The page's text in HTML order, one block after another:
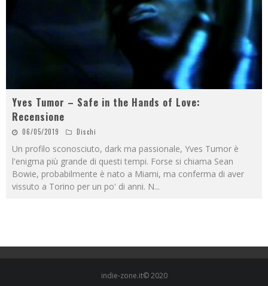
Yves Tumor – Safe in the Hands of Love:
Recensione
06/05/2019 Dischi
Un profilo sconosciuto, dark ma passionale, Yves Tumor è
l'enigma più grande di questi tempi. Forse si chiama Sean
Bowie, probabilmente è nato a Miami, ma conferma di aver
vissuto a Torino per un po' di anni. N...
indie-zone.it© 2020